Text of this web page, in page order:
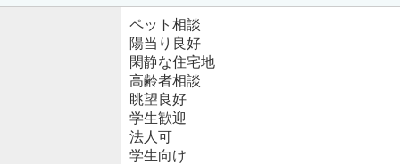
ペット相談
陽当り良好
閑静な住宅地
高齢者相談
眺望良好
学生歓迎
法人可
学生向け